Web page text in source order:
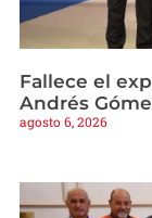
Fallece el
Andrés
agosto 6, 2026